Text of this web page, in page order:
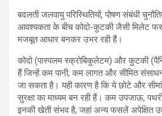
बदलती जलवायु परिस्थितियों, पोषण संबंधी
आवश्यकता के बीच कोदो-कुटकी जैसी मिलेट
मजबूत आधार बनकर उभर रही हैं।
कोदो (पास्पलम स्क्रोबिकुलेटम) और कुटकी
हैं जिन्हें कम पानी, कम लागत और सीमित
जा सकता है। यही कारण है कि ये छोटे और
सुरक्षा का माध्यम बन रही हैं। कम उपजाऊ,
इनकी खेती संभव है, जहां अन्य फसलें अपेक्षित